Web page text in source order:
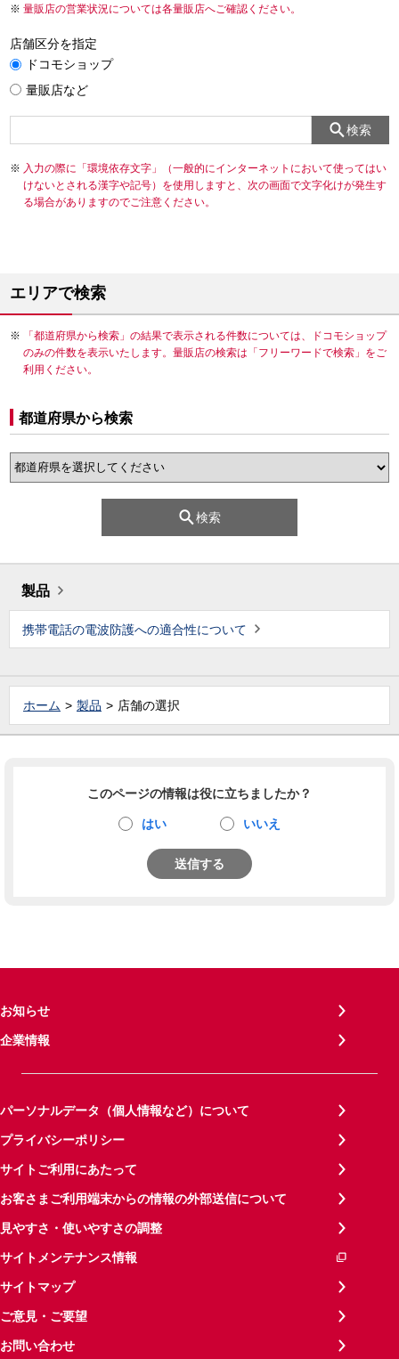
量販店の営業状況については各量販店へご確認ください。
店舗区分を指定
ドコモショップ
量販店など
検索
入力の際に「環境依存文字」（一般的にインターネットにおいて使ってはい
けないとされる漢字や記号）を使用しますと、次の画面で文字化けが発生す
る場合がありますのでご注意ください。
エリアで検索
「都道府県から検索」の結果で表示される件数については、ドコモショップ
のみの件数を表示いたします。量販店の検索は「フリーワードで検索」をご
利用ください。
都道府県から検索
検索
製品
携帯電話の電波防護への適合性について
ホーム 製品 店舗の選択
このページの情報は役に立ちましたか？
はい いいえ
送信する
お知らせ
企業情報
パーソナルデータ（個人情報など）について
プライバシーポリシー
サイトご利用にあたって
お客さまご利用端末からの情報の外部送信について
見やすさ・使いやすさの調整
サイトメンテナンス情報
サイトマップ
ご意見・ご要望
お問い合わせ